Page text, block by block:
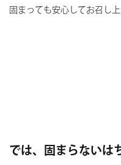
固まっても安心してお召し上
では、固まらないは